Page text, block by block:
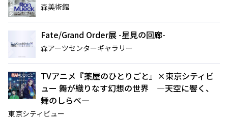
森美術館
Fate/Grand Order展 -星見の回廊-
森アーツセンターギャラリー
TVアニメ『薬屋のひとりごと』×東京シティビ
ュー 舞が織りなす幻想の世界 ―天空に響く、
舞のしらべ―
東京シティビュー